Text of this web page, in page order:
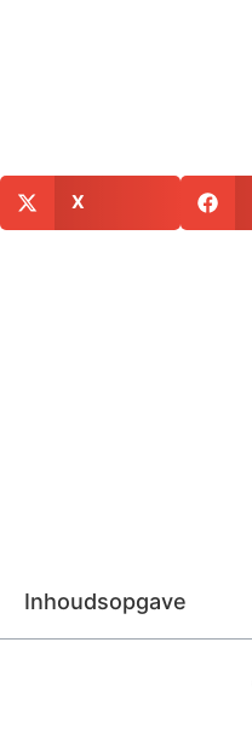
X
Inhoudsopgave